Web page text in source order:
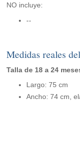
NO incluye:
--
Medidas reales
Talla de 18 a 24
Largo: 75 cm
Ancho: 74 cm,